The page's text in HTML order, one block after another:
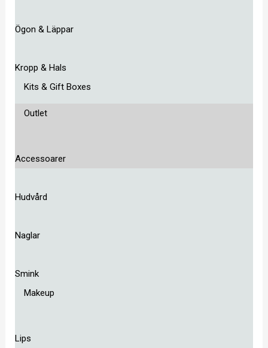
Ögon & Läppar
Kropp & Hals
Kits & Gift Boxes
Outlet
Accessoarer
Hudvård
Naglar
Smink
Makeup
Lips